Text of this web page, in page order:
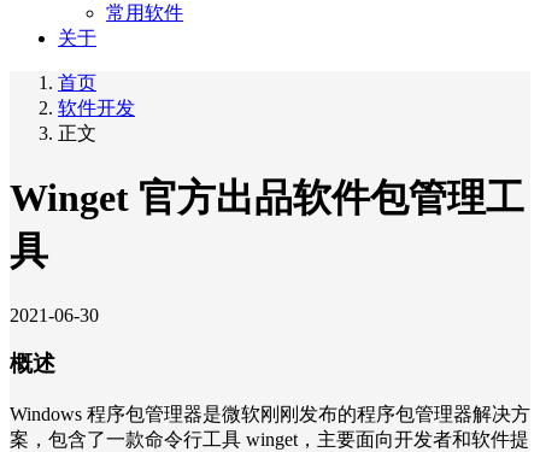
常用软件
关于
首页
软件开发
正文
Winget 官方出品软件包管理工
具
2021-06-30
概述
Windows 程序包管理器是微软刚刚发布的程序包管理器解决方
案，包含了一款命令行工具 winget，主要面向开发者和软件提